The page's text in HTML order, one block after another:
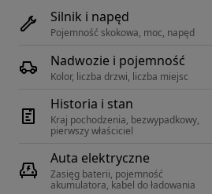
Silnik i napęd
Pojemność skokowa, moc, napęd
Nadwozie i pojemność
Kolor, liczba drzwi, liczba miejsc
Historia i stan
Kraj pochodzenia, bezwypadkowy,
pierwszy właściciel
Auta elektryczne
Zasięg baterii, pojemność
akumulatora, kabel do ładowania